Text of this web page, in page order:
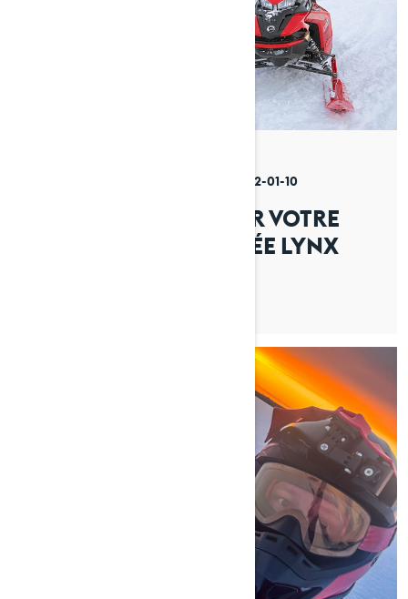
Publié le 2022-01-10
PRÉPAREZ-VOUS POUR VOTRE
PREMIÈRE RANDONNÉE LYNX